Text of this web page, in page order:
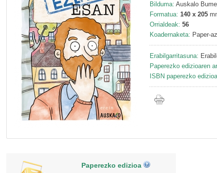
Bilduma: Auskalo
Formatua: 140 x 205
Orrialdeak: 56
Koadernaketa: Paper-
Erabilgarritasuna:
Paperezko edizioaren
ISBN paperezko
Paperezko edizioa